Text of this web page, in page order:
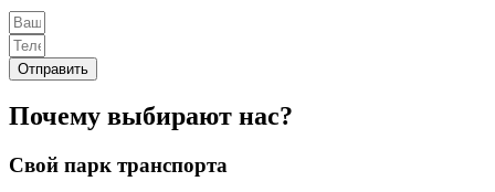
Отправить
Почему выбирают нас?
Свой парк транспорта